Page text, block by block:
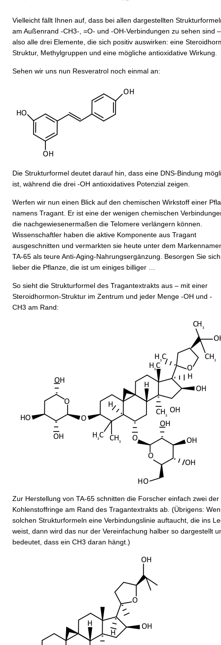
Vielleicht fällt Ihnen auf, dass bei allen dargestellten
am Außenrand -CH3-, =O- und -OH-Verbindungen zu sehen sind –
also alle drei Elemente, die sich positiv auswirken: eine
Struktur, Methylgruppen und eine mögliche antioxidative Wirkung.
Sehen wir uns nun Resveratrol noch einmal an:
Die Strukturformel deutet darauf hin, dass eine DNS-Bindung
ist, während die drei -OH anti­oxidatives Potenzial zeigen.
Werfen wir nun einen Blick auf den chemischen Wirkstoff einer
namens Tragant. Er ist eine der wenigen chemischen
die nachgewiesenermaßen die Telomere verlängern können.
Wissenschaftler haben die aktive Komponente aus Tragant
ausgeschnitten und vermarkten sie heute unter dem
TA-65 als teure Anti-Aging-Nahrungsergänzung. Besorgen Sie sich
lieber die Pflanze, die ist um einiges billiger …
So sieht die Strukturformel des Tragantextrakts aus – mit einer
Steroidhormon-Struktur im Zentrum und jeder Menge -OH und -
CH3 am Rand:
Zur Herstellung von TA-65 schnitten die Forscher einfach zwei der
Kohlenstoffringe am Rand des Tragant­extrakts ab. (Übrigens:
solchen Strukturformeln eine Verbindungslinie auftaucht, die ins
weist, dann wird das nur der Vereinfachung halber so dargestellt
bedeutet, dass ein CH3 daran hängt.)